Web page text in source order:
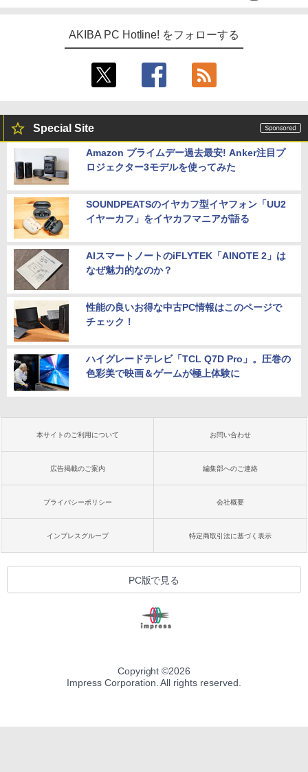
AKIBA PC Hotline! をフォローする
Special Site
Amazon プライムデー過去最安! Anker注目プ
ロジェクター3モデルを使ってみた
SOUNDPEATSのイヤカフ型イヤフォン「UU2
イヤーカフ」をイヤカフマニアが語る
AIスマートノートのiFLYTEK「AINOTE 2」は
なぜ魅力的なのか？
性能の良いお得な中古PC情報はこのページで
チェック！
ハイグレードテレビ「TCL Q7D Pro」。圧巻の
色彩美で映画＆ゲームが極上体験に
本サイトのご利用について お問い合わせ
広告掲載のご案内 編集部へのご連絡
プライバシーポリシー 会社概要
インプレスグループ 特定商取引法に基づく表示
PC版で見る
Copyright ©2026
Impress Corporation. All rights reserved.